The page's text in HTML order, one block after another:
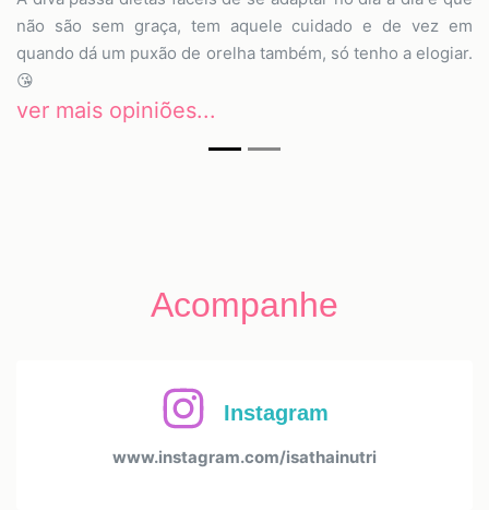
não são sem graça, tem aquele cuidado e de vez em
quando dá um puxão de orelha também, só tenho a elogiar.
😘
ver mais opiniões...
Acompanhe
Instagram
www.instagram.com/isathainutri